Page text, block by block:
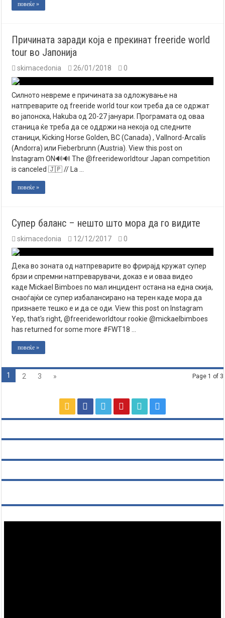
повеќе »
Причината заради која е прекинат freeride world
tour во Јапонија
skimacedonia 26/01/2018 0
Силното невреме е причината за одложување на
натпреварите од freeride world tour кои треба да се одржат
во јапонска, Hakuba од 20-27 јануари. Програмата од оваа
станица ќе треба да се оддржи на некоја од следните
станици, Kicking Horse Golden, BC (Canada) , Vallnord-Arcalís
(Andorra) или Fieberbrunn (Austria). View this post on
Instagram ON🔊🔊 The @freerideworldtour Japan competition
is canceled 🇯🇵 // La …
повеќе »
Супер баланс – нешто што мора да го видите
skimacedonia 12/12/2017 0
Дека во зоната од натпреварите во фрирајд кружат супер
брзи и спремни натпреварувачи, доказ е и оваа видео
каде Mickael Bimboes по мал инцидент остана на една скија,
снаоѓајќи се супер избалансирано на терен каде мора да
признаете тешко е и да се оди. View this post on Instagram
Yep, that's right, @freerideworldtour rookie @mickaelbimboes
has returned for some more #FWT18 …
повеќе »
Page 1 of 3
1 2 3 »